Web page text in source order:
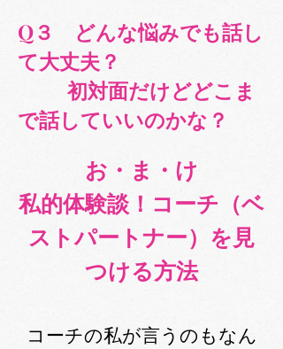
Q３ どんな悩みでも話し
て大丈夫？
初対面だけどどこま
で話していいのかな？
お・ま・け
私的体験談！コーチ（ベ
ストパートナー）を見
つける方法
コーチの私が言うのもなん